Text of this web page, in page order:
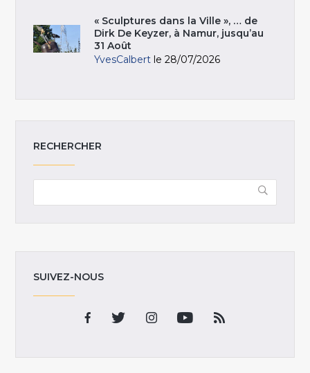
« Sculptures dans la Ville », … de
Dirk De Keyzer, à Namur, jusqu’au
31 Août
YvesCalbert le 28/07/2026
RECHERCHER
SUIVEZ-NOUS